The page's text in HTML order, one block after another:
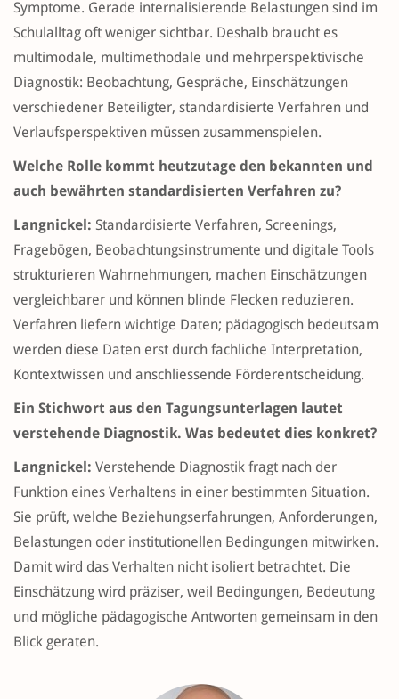
Symptome. Gerade internalisierende Belastungen sind im
Schulalltag oft weniger sichtbar. Deshalb braucht es
multimodale, multimethodale und mehrperspektivische
Diagnostik: Beobachtung, Gespräche, Einschätzungen
verschiedener Beteiligter, standardisierte Verfahren und
Verlaufsperspektiven müssen zusammenspielen.
Welche Rolle kommt heutzutage den bekannten und
auch bewährten standardisierten Verfahren zu?
Langnickel: Standardisierte Verfahren, Screenings,
Fragebögen, Beobachtungsinstrumente und digitale Tools
strukturieren Wahrnehmungen, machen Einschätzungen
vergleichbarer und können blinde Flecken reduzieren.
Verfahren liefern wichtige Daten; pädagogisch bedeutsam
werden diese Daten erst durch fachliche Interpretation,
Kontextwissen und anschliessende Förderentscheidung.
Ein Stichwort aus den Tagungsunterlagen lautet
verstehende Diagnostik. Was bedeutet dies konkret?
Langnickel: Verstehende Diagnostik fragt nach der
Funktion eines Verhaltens in einer bestimmten Situation.
Sie prüft, welche Beziehungserfahrungen, Anforderungen,
Belastungen oder institutionellen Bedingungen mitwirken.
Damit wird das Verhalten nicht isoliert betrachtet. Die
Einschätzung wird präziser, weil Bedingungen, Bedeutung
und mögliche pädagogische Antworten gemeinsam in den
Blick geraten.